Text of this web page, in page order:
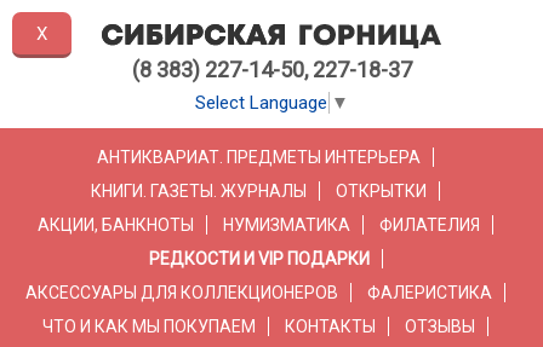
(8 383) 227-14-50, 227-18-37
Select Language ▼
АНТИКВАРИАТ. ПРЕДМЕТЫ ИНТЕРЬЕРА
КНИГИ. ГАЗЕТЫ. ЖУРНАЛЫ
ОТКРЫТКИ
АКЦИИ, БАНКНОТЫ
НУМИЗМАТИКА
ФИЛАТЕЛИЯ
РЕДКОСТИ И VIP ПОДАРКИ
АКСЕССУАРЫ ДЛЯ КОЛЛЕКЦИОНЕРОВ
ФАЛЕРИСТИКА
ЧТО И КАК МЫ ПОКУПАЕМ
КОНТАКТЫ
ОТЗЫВЫ
X